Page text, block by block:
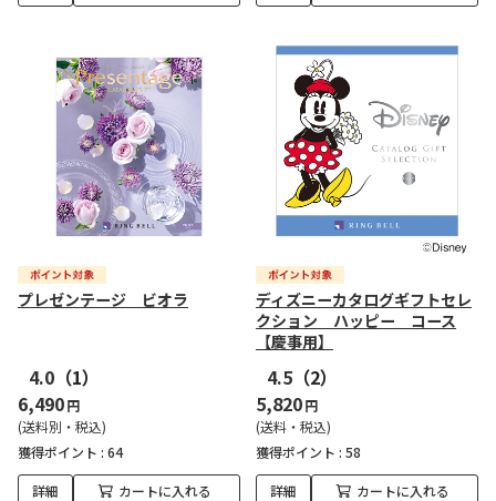
プレゼンテージ ビオラ
4.0 （1）
6,490円
(送料別・税込)
獲得ポイント : 64
詳細 カートに入れる
ディズニーカタログギフトセレ
クション ハッピー コース
【慶事用】
4.5 （2）
5,820円
(送料・税込)
獲得ポイント : 58
詳細 カートに入れる